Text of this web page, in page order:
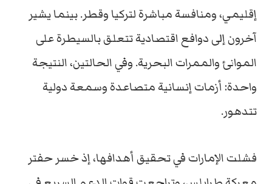
إقليمي، ومنافسة مباشرة لتركيا وقطر. بينما يشير
آخرون إلى دوافع اقتصادية تتعلق بالسيطرة على
الموانئ والممرات البحرية. وفي الحالتين، النتيجة
واحدة: أزمات إنسانية متصاعدة وسمعة دولية
تتدهور.
فشلت الإمارات في تحقيق أهدافها، إذ خسر حفتر